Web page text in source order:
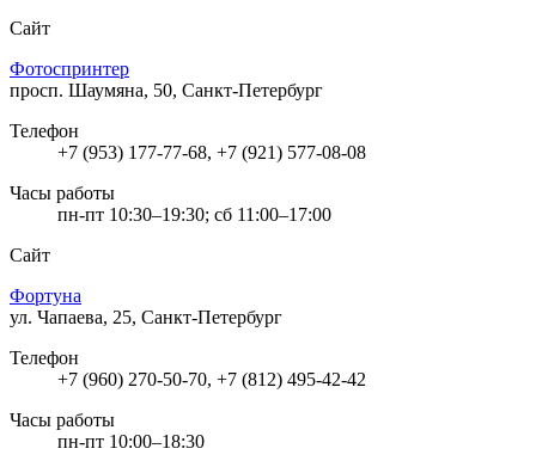
Сайт
Фотоспринтер
просп. Шаумяна, 50, Санкт-Петербург
Телефон
+7 (953) 177-77-68, +7 (921) 577-08-08
Часы работы
пн-пт 10:30–19:30; сб 11:00–17:00
Сайт
Фортуна
ул. Чапаева, 25, Санкт-Петербург
Телефон
+7 (960) 270-50-70, +7 (812) 495-42-42
Часы работы
пн-пт 10:00–18:30